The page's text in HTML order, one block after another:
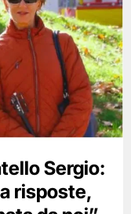
Sergio:
risposte,